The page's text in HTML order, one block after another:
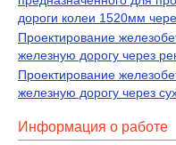
дороги колеи 1520мм
Проектирование
железную дорогу через
Проектирование
железную дорогу через
Информация о работе